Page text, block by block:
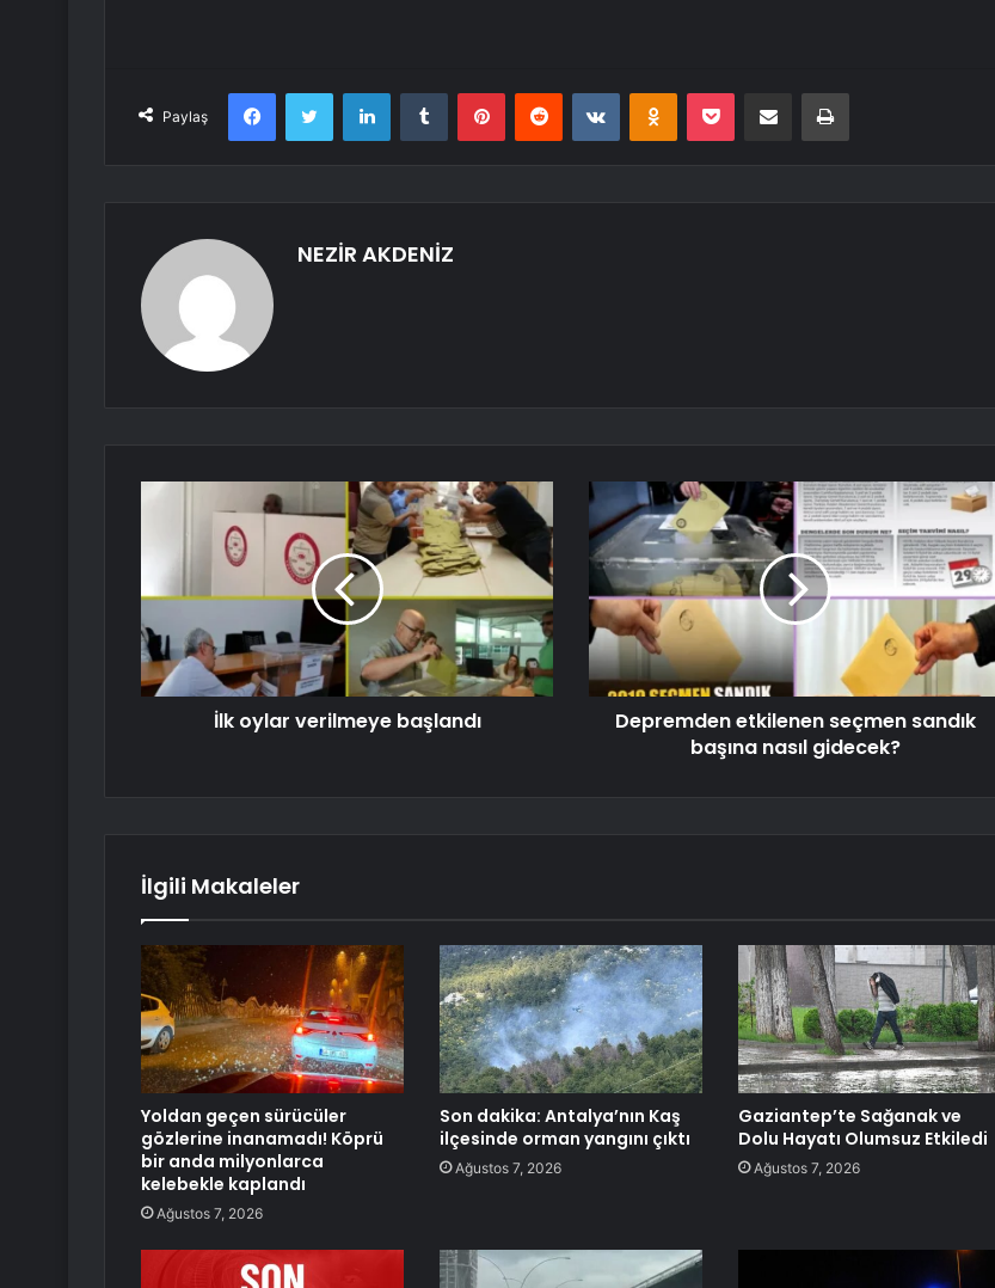
Paylaş
FacebookTwitter LinkedInTumblr PinterestReddit VKontakteOdnoklassniki
Pocket E-Posta ile paylaş Yazdır
NEZİR AKDENİZ
İlk oylar verilmeye başlandı
Depremden etkilenen seçmen sandık
başına nasıl gidecek?
İlgili Makaleler
Yoldan geçen sürücüler
gözlerine inanamadı! Köprü
bir anda milyonlarca
kelebekle kaplandı
Ağustos 7, 2026
Son dakika: Antalya’nın Kaş
ilçesinde orman yangını çıktı
Ağustos 7, 2026
Gaziantep’te Sağanak ve
Dolu Hayatı Olumsuz Etkiledi
Ağustos 7, 2026